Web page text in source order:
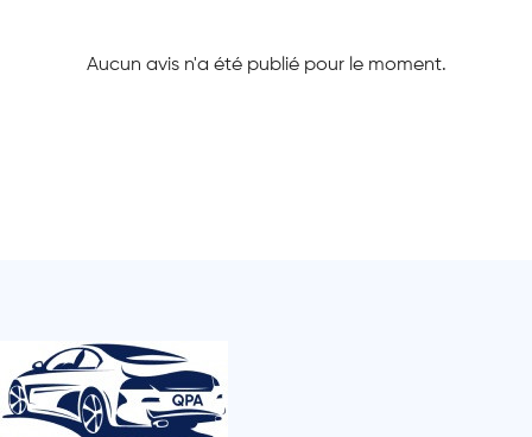
Aucun avis n'a été publié pour le moment.